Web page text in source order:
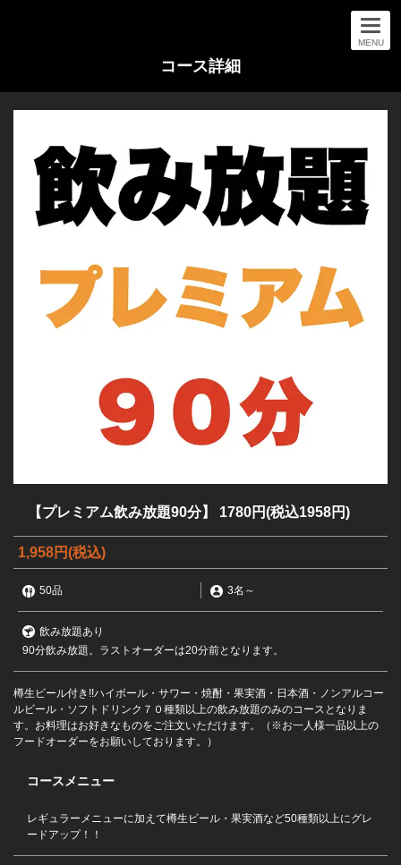
MENU
コース詳細
【プレミアム飲み放題90分】 1780円(税込1958円)
1,958円(税込)
50品 3名 ～
飲み放題あり
90分飲み放題。ラストオーダーは20分前となります。
樽生ビール付き!!ハイボール・サワー・焼酎・果実酒・日本酒・ノンアルコー
ルビール・ソフトドリンク７０種類以上の飲み放題のみのコースとなりま
す。お料理はお好きなものをご注文いただけます。（※お一人様一品以上の
フードオーダーをお願いしております。）
コースメニュー
レギュラーメニューに加えて樽生ビール・果実酒など50種類以上にグレ
ードアップ！！